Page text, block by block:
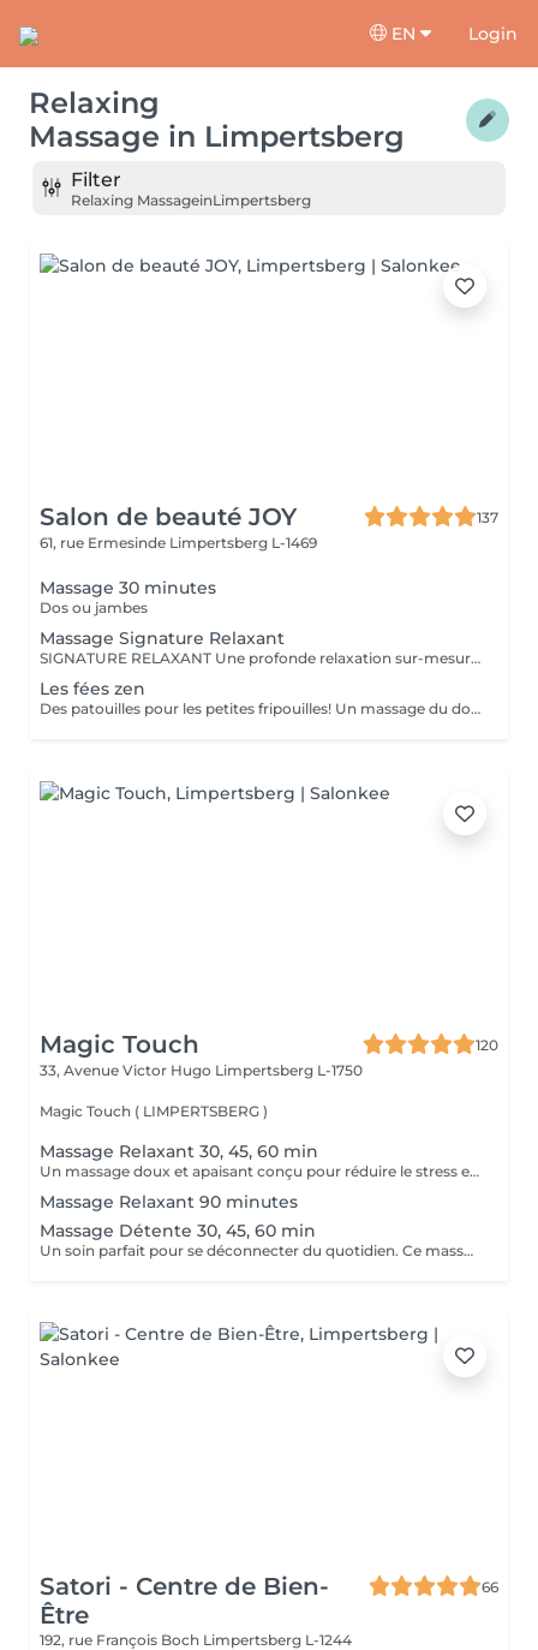
EN Login
Relaxing
Massage in Limpertsberg
Filter
Relaxing MassageinLimpertsberg
Salon de beauté JOY
137
61, rue Ermesinde Limpertsberg L-1469
Massage 30 minutes
Dos ou jambes
Massage Signature Relaxant
SIGNATURE RELAXANT Une profonde relaxation sur-mesure avec ce massage signature réalisé avec les iconiques essences d'estime, huiles végétales 100% biologiques. Pour être profondément détendu.e. Inspiré du modelage californien, le massage signature relaxant associe les mouvements lents, fluides, enveloppants, harmonieux, qui enveloppent le corps dans sa globalité.
Les fées zen
Des patouilles pour les petites fripouilles! Un massage du dos , des bras, des mains . Une sensation de calme et d'apaisement , un temps pour soi pour déconnecter des tablettes et reconnecter avec son corps et son esprit.
Magic Touch
120
33, Avenue Victor Hugo Limpertsberg L-1750
Magic Touch ( LIMPERTSBERG )
Massage Relaxant 30, 45, 60 min
Un massage doux et apaisant conçu pour réduire le stress et favoriser une relaxation profonde. Idéal pour relâcher les tensions et retrouver la sérénité.
Massage Relaxant 90 minutes
Massage Détente 30, 45, 60 min
Un soin parfait pour se déconnecter du quotidien. Ce massage aide à relâcher les muscles et à revitaliser votre corps et votre esprit.
Satori - Centre de Bien-
Être
66
192, rue François Boch Limpertsberg L-1244